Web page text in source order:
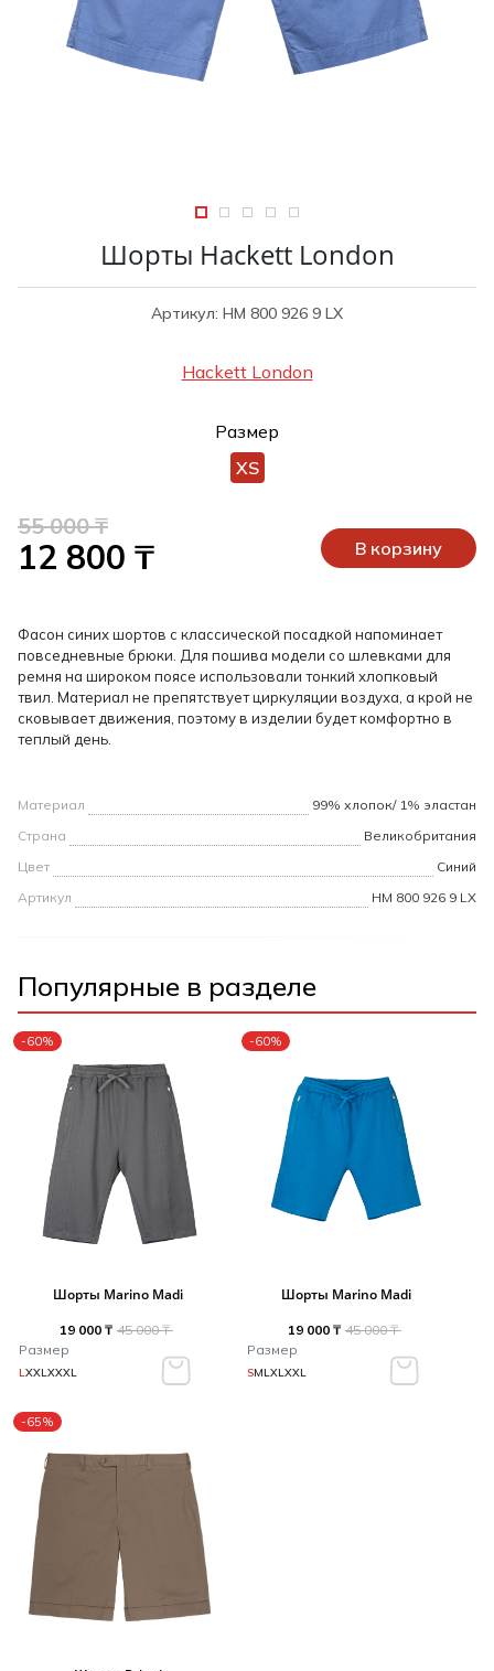
Туники
Шорты
Юбки
Туфли
Шорты
Рубашки /
Туники
Футболки /
Шорты Hackett London
Артикул: НМ 800 926 9 LX
Hackett London
Размер
XS
55 000 ₸
12 800 ₸ В корзину
Фасон синих шортов с классической посадкой напоминает
повседневные брюки. Для пошива модели со шлевками для
ремня на широком поясе использовали тонкий хлопковый
твил. Материал не препятствует циркуляции воздуха, а крой не
сковывает движения, поэтому в изделии будет комфортно в
теплый день.
Материал
99% хлопок/ 1% эластан
Страна
Великобритания
Цвет
Синий
Артикул
НМ 800 926 9 LX
Популярные в разделе
-60%
Шорты Marino Madi
19 000 ₸ 45 000 ₸
Размер
LXXLXXXL
-60%
Шорты Marino Madi
19 000 ₸ 45 000 ₸
Размер
SMLXLXXL
-65%